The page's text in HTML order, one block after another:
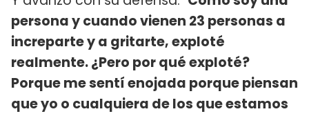
persona y cuando vienen 23 personas a
increparte y a gritarte, exploté
realmente. ¿Pero por qué exploté?
Porque me sentí enojada porque piensan
que yo o cualquiera de los que estamos